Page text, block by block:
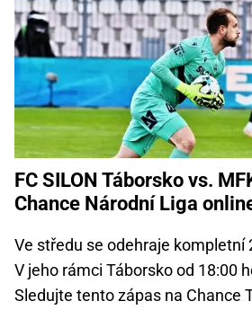
FC SILON Táborsko vs.
Chance Národní Liga
Ve středu se odehraje kompletní
V jeho rámci Táborsko od 18:00
Sledujte tento zápas na Chance